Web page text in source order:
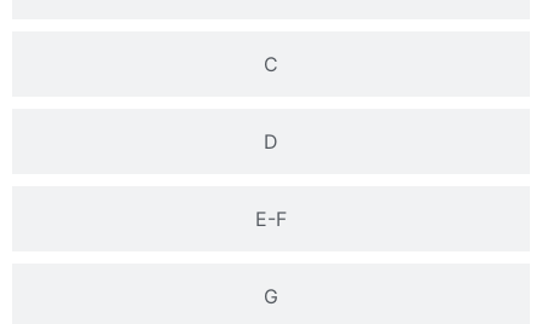
C
D
E-F
G